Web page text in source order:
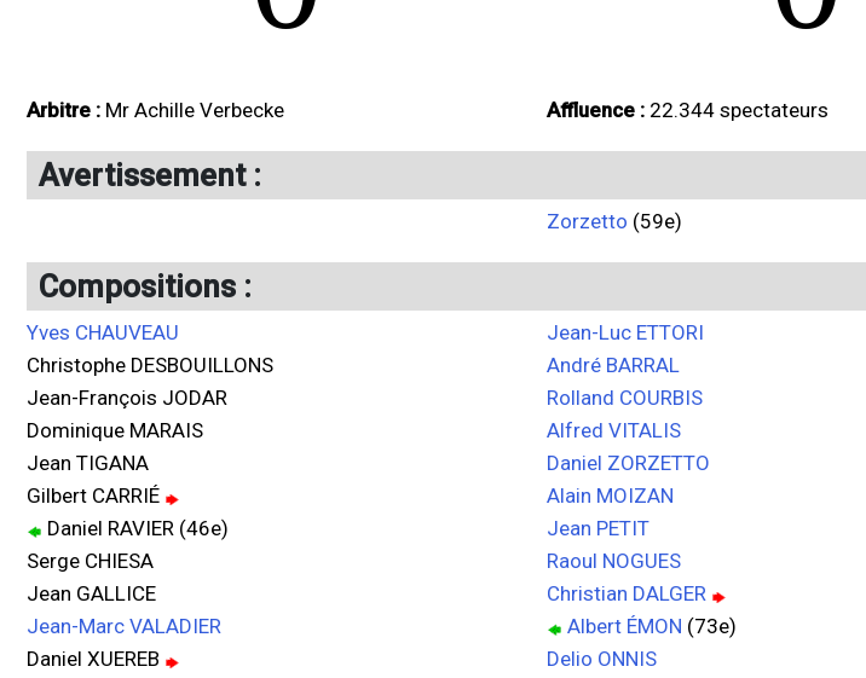
Arbitre : Mr Achille Verbecke Affluence : 22.344 spectateurs
Avertissement :
Zorzetto (59e)
Compositions :
Yves CHAUVEAU
Christophe DESBOUILLONS
Jean-François JODAR
Dominique MARAIS
Jean TIGANA
Gilbert CARRIÉ
Daniel RAVIER (46e)
Serge CHIESA
Jean GALLICE
Jean-Marc VALADIER
Daniel XUEREB
Jean-Luc ETTORI
André BARRAL
Rolland COURBIS
Alfred VITALIS
Daniel ZORZETTO
Alain MOIZAN
Jean PETIT
Raoul NOGUES
Christian DALGER
Albert ÉMON (73e)
Delio ONNIS